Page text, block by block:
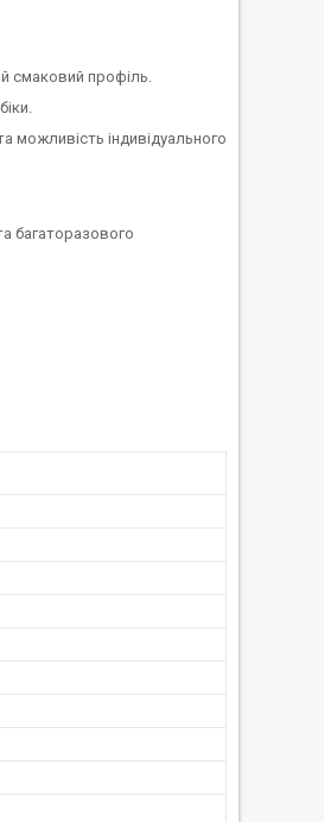
смаковий профіль.
можливість індивідуального
багаторазового